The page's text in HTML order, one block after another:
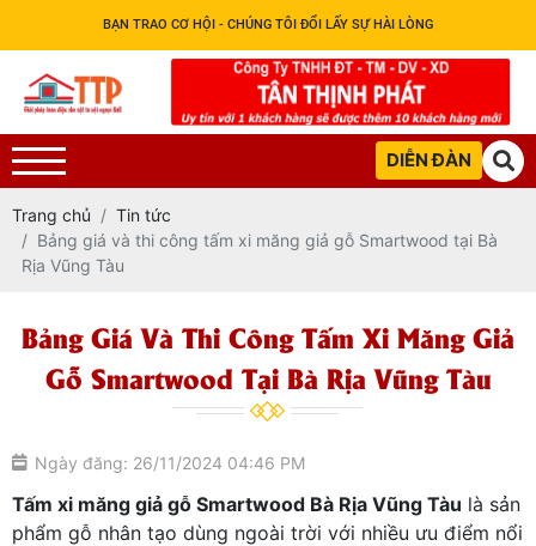
BẠN TRAO CƠ HỘI - CHÚNG TÔI ĐỔI LẤY SỰ HÀI LÒNG
DIỄN ĐÀN
Trang chủ
Tin tức
Bảng giá và thi công tấm xi măng giả gỗ Smartwood tại Bà
Rịa Vũng Tàu
Bảng Giá Và Thi Công Tấm Xi Măng Giả
Gỗ Smartwood Tại Bà Rịa Vũng Tàu
Ngày đăng: 26/11/2024 04:46 PM
Tấm xi măng giả gỗ Smartwood Bà Rịa Vũng Tàu là sản
phẩm gỗ nhân tạo dùng ngoài trời với nhiều ưu điểm nổi